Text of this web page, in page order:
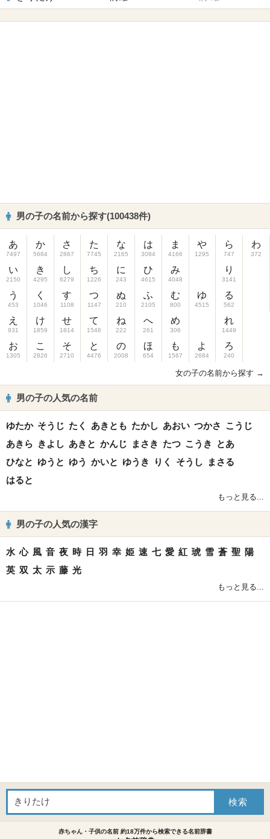
男の子の名前から探す(100438件)
あ
7497
い
2150
う
453
え
931
お
1305
か
5684
き
4295
く
1046
け
1859
こ
2826
さ
2867
し
6279
す
1108
せ
1814
そ
2710
た
7745
ち
1226
つ
1147
て
1546
と
4476
な
2165
に
243
ぬ
210
ね
222
の
2008
は
3084
ひ
4615
ふ
2105
へ
261
ほ
654
ま
4166
み
4048
む
800
め
306
も
1567
や
1295
ゆ
4515
よ
2684
ら
747
り
3141
る
562
れ
1449
ろ
240
わ
372
女の子の名前から探す →
男の子の人気の名前
ゆたか そうじ たく あきとも たかし あおい つかさ こうじ
あきら きよし あきと かんじ まさき たつ こうき
とあ
ひなと ゆうと ゆう かいと ゆうき りく そうし
まさる
はると
もっと見る...
男の子の人気の漢字
水 心 風 音 夜 時 日 羽 幸 姫 速 七 愛 紅 琥 雪 蒼 聖 陽
英 双 太 示 藤 光
もっと見る...
赤ちゃん・子供の名前 約18万件から検索できる名前辞書